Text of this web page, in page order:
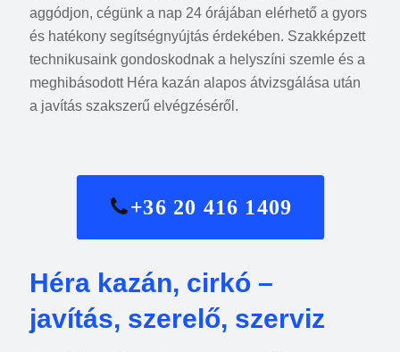
aggódjon, cégünk a nap 24 órájában elérhető a gyors
és hatékony segítségnyújtás érdekében. Szakképzett
technikusaink gondoskodnak a helyszíni szemle és a
meghibásodott Héra kazán alapos átvizsgálása után
a javítás szakszerű elvégzéséről.
+36 20 416 1409
Héra kazán, cirkó –
javítás, szerelő, szerviz